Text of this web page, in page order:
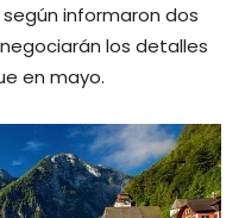
informaron dos
los detalles
en mayo.